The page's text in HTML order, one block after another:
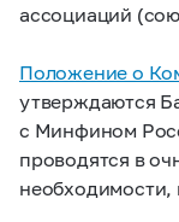
ассоциаций
Положение о
утверждаются
с Минфином
проводятся в
необходимости,